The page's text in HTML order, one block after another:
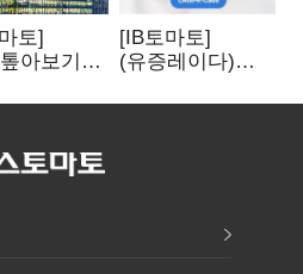
토]
아보기)
출로
[IB토마토]
(유증레이다)
3분의 1 토막…